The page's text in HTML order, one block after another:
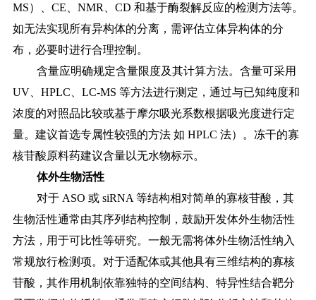
MS）、CE、NMR、CD 和基于酶裂解反应的检测方法等。
如无法实现所有异构体的分离，需评估立体异构体的分
布，必要时进行合理控制。
含量应明确规定含量限度及其计算方法。含量可采用
UV、HPLC、LC-MS 等方法进行测定，通过与已知纯度和
浓度的对照品比较或基于摩尔吸光系数根据吸光度进行定
量。建议首选专属性较强的方法 如 HPLC 法）。冻干的寡
核苷酸原料药建议含量以无水物标示。
体外生物活性
对于 ASO 或 siRNA 等结构相对简单的寡核苷酸，其
生物活性通常由其序列结构控制，鼓励开发体外生物活性
方法，用于可比性等研究。一般无需将体外生物活性纳入
常规放行检测项。对于适配体或其他具有三维结构的寡核
苷酸，其作用机制依靠独特的空间结构、特异性结合靶分